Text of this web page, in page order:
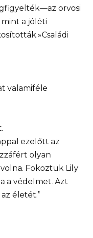
orvosi
a jóléti
valamiféle
ezelőtt az
olyan
Fokoztuk Lily
a védelmet. Azt
életét.”